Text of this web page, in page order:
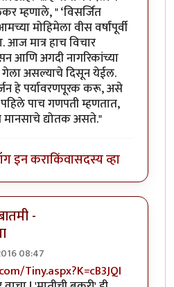
म्हणाले, " ‘विसर्जित
मोहिमेला वीस वर्षांपूर्वी
आज मात्र हाच विचार
आणि अगदी नागरिकांच्या
गेला असल्याचे दिसून येईल.
हे पर्यावरणपूरक करू, असे
पाच गणपती म्हणतात,
द्योतक असते."
इन कराकिंवासदस्य व्हा
-
08:47
Tiny.aspx?K=cB3JQI